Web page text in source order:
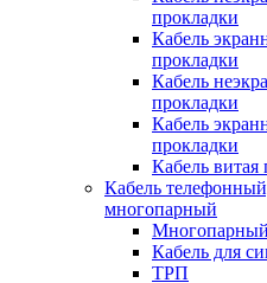
прокладки
Кабель
прокладки
Кабель
прокладки
Кабель
прокладки
Кабель
Кабель
многопарный
Многопарный
Кабель для
ТРП